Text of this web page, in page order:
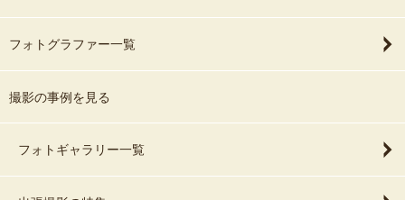
フォトグラファー一覧
撮影の事例を見る
フォトギャラリー一覧